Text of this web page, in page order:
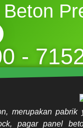
-
merupakan
pagar panel